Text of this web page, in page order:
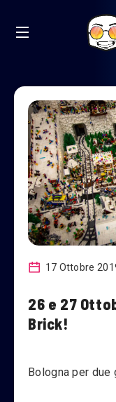
17 Ottobre
26 e 27
Brick!
Bologna per